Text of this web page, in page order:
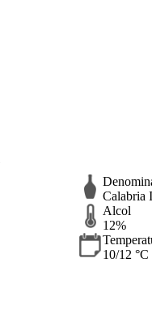
Calabria
Alcol
12%
10/12 °C